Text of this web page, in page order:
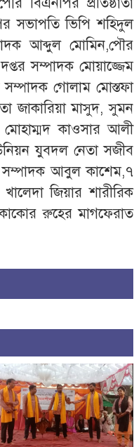
সভাপতি ভিপি শহিদুল
আব্দুল মোমিন,পৌর
সম্পাদক মোয়াজ্জেম
গোলাম মোস্তফা
জাকারিয়া মাসুদ, সুমন
মোহাম্মদ কাওসার আলী
যুবদল নেতা সজীব
সম্পাদক আবুল কাশেম,৭
জিয়ার শারীরিক
রুহের মাগফেরাত